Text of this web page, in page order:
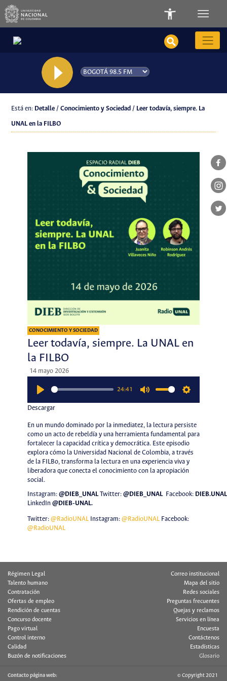
Está en: Detalle / Conocimiento y Sociedad / Leer todavía, siempre. La
UNAL en la FILBO
CONOCIMIENTO Y SOCIEDAD
Leer todavía, siempre. La UNAL en
la FILBO
14 mayo 2026
24:41
Descargar
En un mundo dominado por la inmediatez, la lectura persiste
como un acto de rebeldía y una herramienta fundamental para
fortalecer la capacidad crítica y democrática. Este episodio
explora cómo la Universidad Nacional de Colombia, a través
de la FILBo, transforma la lectura en una experiencia viva y
liberadora que conecta el conocimiento con la apropiación
social.
Instagram: @DIEB_UNAL Twitter: @DIEB_UNAL Facebook: DIEB.UNAL
LinkedIn @DIEB-UNAL.
Twitter: @RadioUNALInstagram: @RadioUNALFacebook:
@RadioUNAL
Régimen Legal
Talento humano
Contratación
Ofertas de empleo
Rendición de cuentas
Concurso docente
Pago virtual
Control interno
Calidad
Buzón de notificaciones
Correo institucional
Mapa del sitio
Redes sociales
Preguntas frecuentes
Quejas y reclamos
Servicios en línea
Encuesta
Contáctenos
Estadísticas
Glosario
Contacto página web:
© Copyright 2021